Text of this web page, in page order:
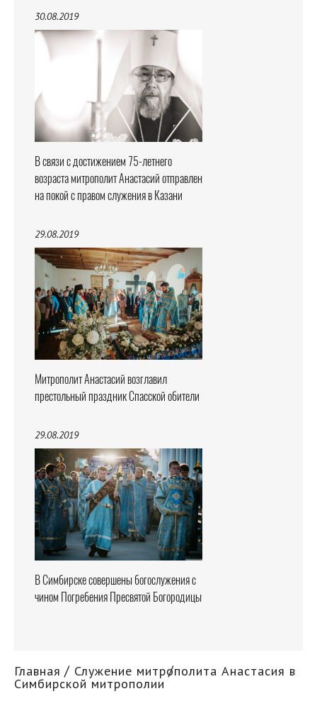
30.08.2019
В связи с достижением 75-летнего
возраста митрополит Анастасий отправлен
на покой с правом служения в Казани
29.08.2019
Митрополит Анастасий возглавил
престольный праздник Спасской обители
29.08.2019
В Симбирске совершены богослужения с
чином Погребения Пресвятой Богородицы
Главная Служение митрополита Анастасия в
Симбирской митрополии